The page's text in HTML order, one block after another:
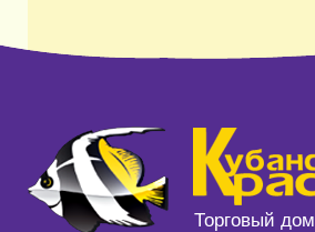
Торговый дом